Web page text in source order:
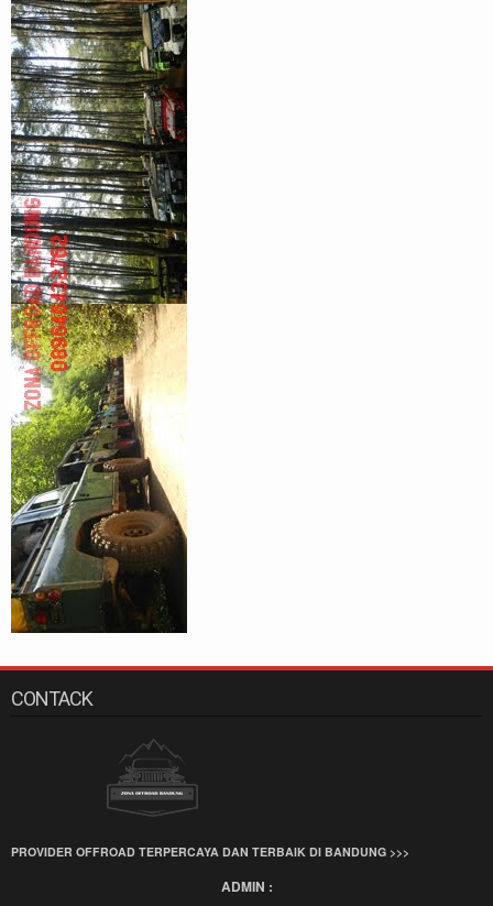
CONTACK
PROVIDER OFFROAD TERPERCAYA DAN TERBAIK DI BANDUNG >>>
ADMIN :